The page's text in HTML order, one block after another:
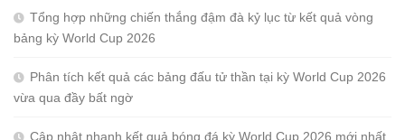
Tổng hợp những chiến thắng đậm đà kỷ lục từ kết quả vòng
bảng kỳ World Cup 2026
Phân tích kết quả các bảng đấu tử thần tại kỳ World Cup 2026
vừa qua đầy bất ngờ
Cập nhật nhanh kết quả bóng đá kỳ World Cup 2026 mới nhất